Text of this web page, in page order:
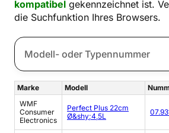
kompatibel gekennzeichnet ist.
die Suchfunktion Ihres Browsers.
Marke Modell
WMF
Consumer
Electronics
Perfect Plus 22cm
Ø&shy;4,5L